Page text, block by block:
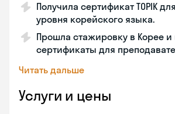
Получила сертификат TOPIK
уровня корейского языка.
Прошла стажировку в Корее и
сертификаты для
Читать дальше
Услуги и цены